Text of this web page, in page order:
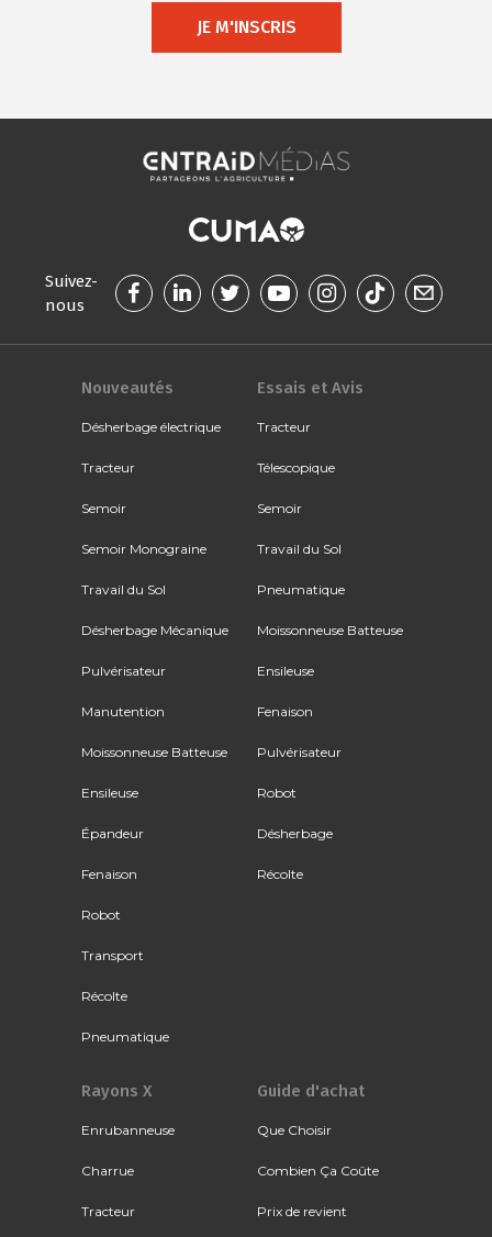
JE M'INSCRIS
Suivez-
nous
Nouveautés
Désherbage électrique
Tracteur
Semoir
Semoir Monograine
Travail du Sol
Désherbage Mécanique
Pulvérisateur
Manutention
Moissonneuse Batteuse
Ensileuse
Épandeur
Fenaison
Robot
Transport
Récolte
Pneumatique
Essais et Avis
Tracteur
Télescopique
Semoir
Travail du Sol
Pneumatique
Moissonneuse Batteuse
Ensileuse
Fenaison
Pulvérisateur
Robot
Désherbage
Récolte
Rayons X
Enrubanneuse
Charrue
Tracteur
Guide d'achat
Que Choisir
Combien Ça Coûte
Prix de revient